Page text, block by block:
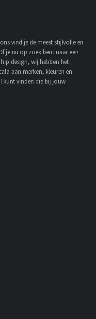
vind je de meest stijlvolle en
je nu op zoek bent naar een
design, wij hebben het
aan merken, kleuren en
kunt vinden die bij jouw